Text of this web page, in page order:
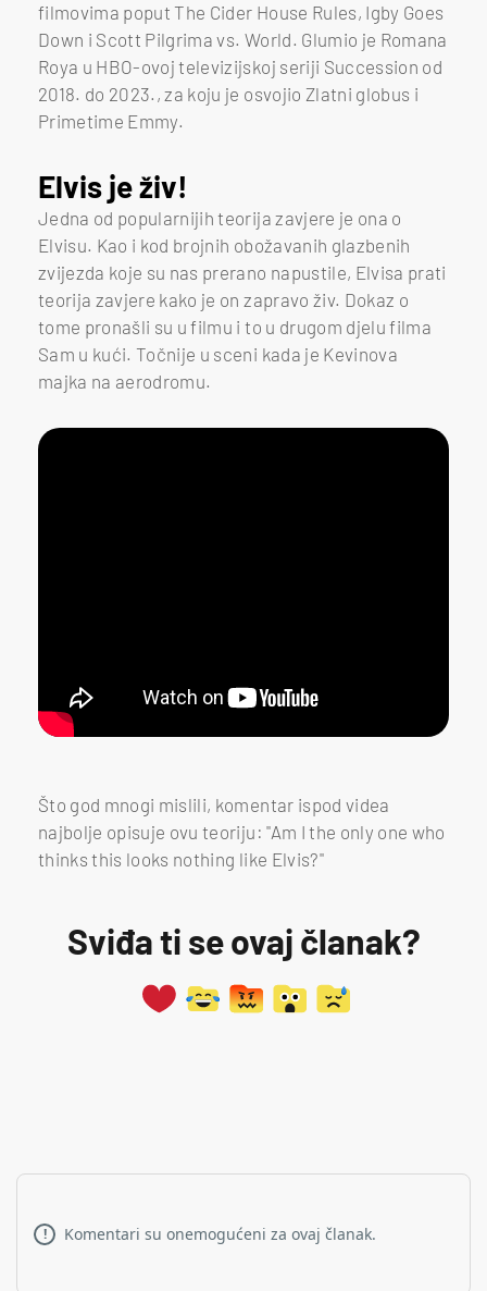
filmovima poput The Cider House Rules, Igby Goes
Down i Scott Pilgrima vs. World. Glumio je Romana
Roya u HBO-ovoj televizijskoj seriji Succession od
2018. do 2023., za koju je osvojio Zlatni globus i
Primetime Emmy.
Elvis je živ!
Jedna od popularnijih teorija zavjere je ona o
Elvisu. Kao i kod brojnih obožavanih glazbenih
zvijezda koje su nas prerano napustile, Elvisa prati
teorija zavjere kako je on zapravo živ. Dokaz o
tome pronašli su u filmu i to u drugom djelu filma
Sam u kući. Točnije u sceni kada je Kevinova
majka na aerodromu.
Što god mnogi mislili, komentar ispod videa
najbolje opisuje ovu teoriju: "Am I the only one who
thinks this looks nothing like Elvis?"
Sviđa ti se ovaj članak?
! Komentari su onemogućeni za ovaj članak.